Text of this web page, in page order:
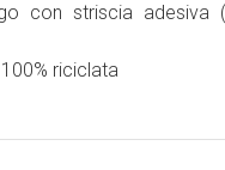
con striscia adesiva
riciclata